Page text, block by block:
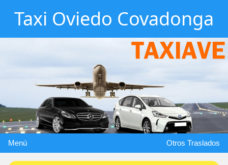
Taxi Oviedo Covadonga
Menú Otros Traslados